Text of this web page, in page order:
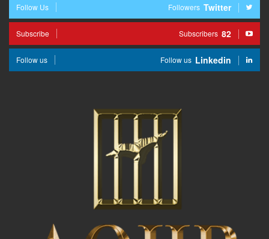
Twitter
Followers
Follow Us
82
Subscribers
Subscribe
Linkedin
Follow us
Follow us